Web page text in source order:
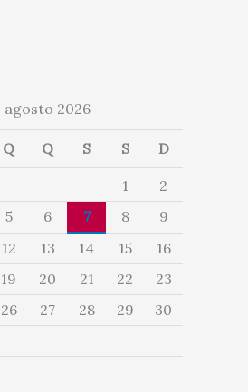
agosto 2026
Q Q S S D
1
2
5 6 7 8
9
12 13 14 15
16
19 20 21 22
23
26 27 28 29
30